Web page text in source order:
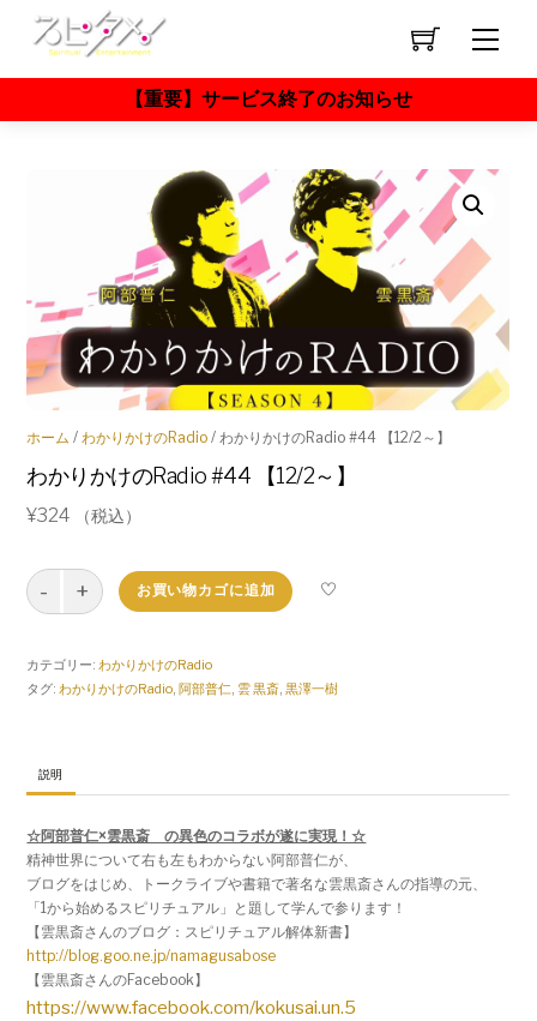
content
【重要】サービス終了のお知らせ
ホーム / わかりかけのRadio / わかりかけのRadio #44 【12/2～】
わかりかけのRadio #44 【12/2～】
¥324 （税込）
け
の
～】
お買い物カゴに追加
カテゴリー:わかりかけのRadio
タグ:わかりかけのRadio,阿部普仁, 雲 黒斎,黒澤一樹
説明
☆阿部普仁×雲黒斎 の異色のコラボが遂に実現！☆
精神世界について右も左もわからない阿部普仁が、
ブログをはじめ、
トークライブや書籍で著名な雲黒斎さんの指導の元、
「1から始めるスピリチュアル」と題して学んで参ります！
【雲黒斎さんのブログ：スピリチュアル解体新書】
http://blog.goo.ne.jp/namagusabose
【雲黒斎さんのFacebook】
https://www.facebook.com/kokusai.un.5